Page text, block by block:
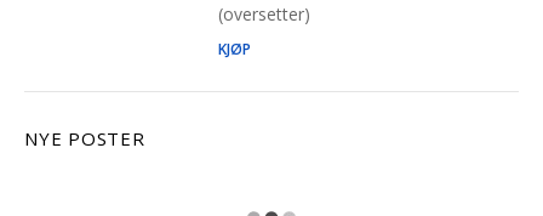
(oversetter)
KJØP
NYE POSTER